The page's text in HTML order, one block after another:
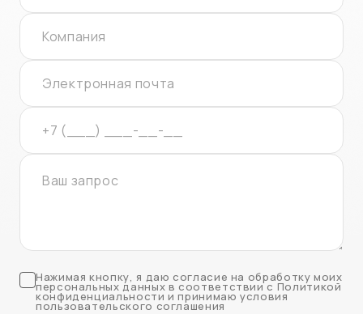
Нажимая кнопку, я даю согласие на обработку моих
персональных данных в соответствии с Политикой
конфиденциальности и принимаю условия
пользовательского соглашения